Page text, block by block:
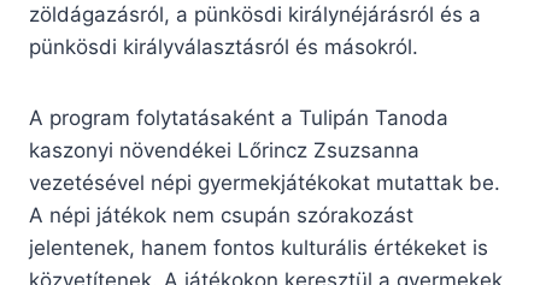
zöldágazásról, a pünkösdi királynéjárásról és a
pünkösdi királyválasztásról és másokról.
A program folytatásaként a Tulipán Tanoda
kaszonyi növendékei Lőrincz Zsuzsanna
vezetésével népi gyermekjátékokat mutattak be.
A népi játékok nem csupán szórakozást
jelentenek, hanem fontos kulturális értékeket is
közvetítenek. A játékokon keresztül a gyermekek